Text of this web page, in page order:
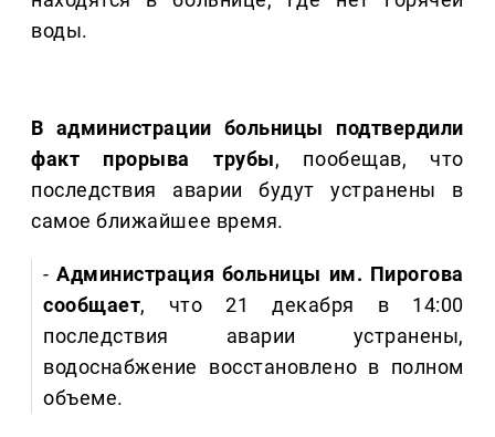
воды.
В администрации больницы подтвердили
факт прорыва трубы, пообещав, что
последствия аварии будут устранены в
самое ближайшее время.
-Администрация больницы им. Пирогова
сообщает, что 21 декабря в 14:00
последствия аварии устранены,
водоснабжение восстановлено в полном
объеме.